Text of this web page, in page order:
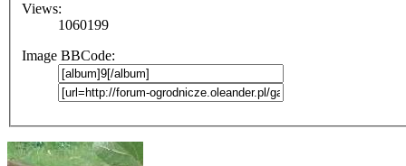
Views:
1060199
Image BBCode: